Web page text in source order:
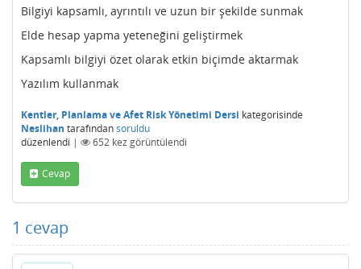
Bilgiyi kapsamlı, ayrıntılı ve uzun bir şekilde sunmak
Elde hesap yapma yeteneğini geliştirmek
Kapsamlı bilgiyi özet olarak etkin biçimde aktarmak
Yazılım kullanmak
Kentler, Planlama ve Afet Risk Yönetimi Dersi kategorisinde
Neslihan tarafındansoruldu
düzenlendi | 652 kez görüntülendi
Cevap
1 cevap